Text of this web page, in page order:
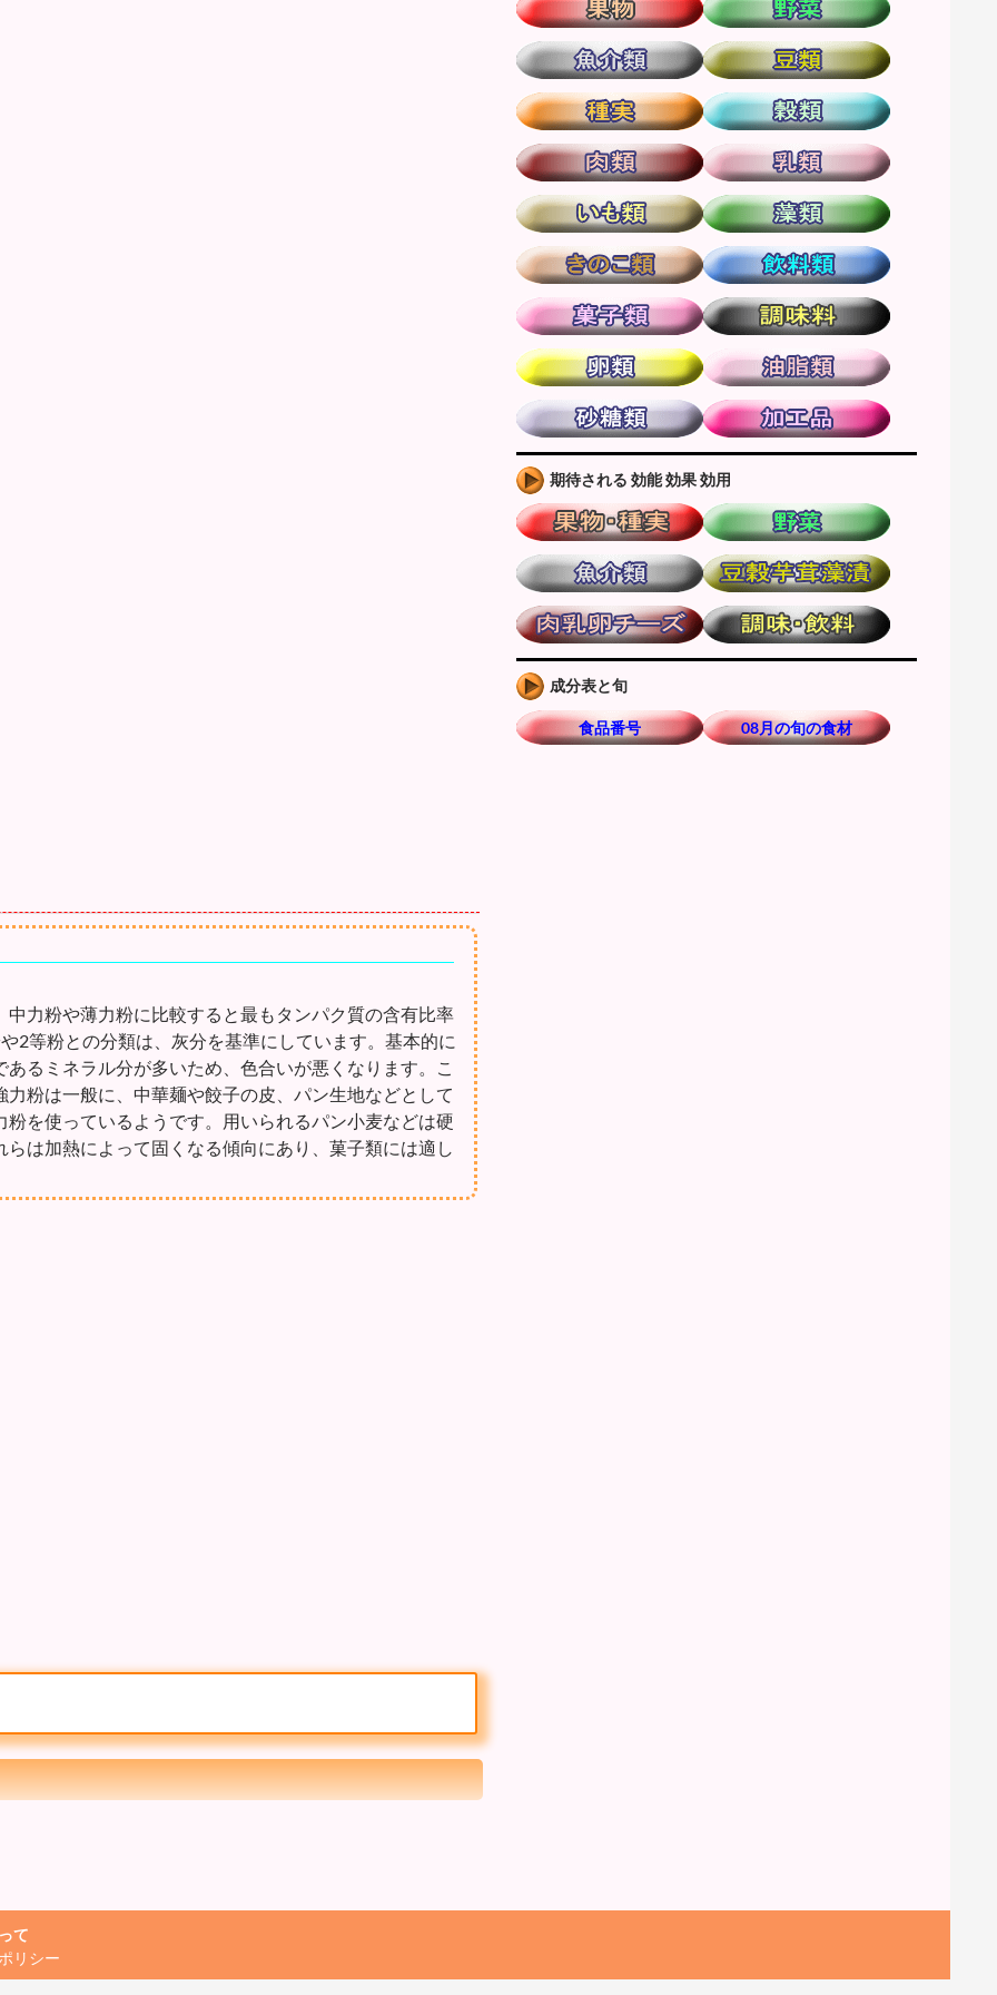
力粉や薄力粉に比較すると最もタンパク質の含有比率
2等粉との分類は、灰分を基準にしています。基本的に
るミネラル分が多いため、色合いが悪くなります。こ
粉は一般に、中華麺や餃子の皮、パン生地などとして
を使っているようです。用いられるパン小麦などは硬
は加熱によって固くなる傾向にあり、菓子類には適し
期待される 効能 効果 効用
成分表と旬
食品番号 08月の旬の食材
て
リシー